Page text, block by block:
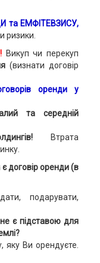
ЕМФІТЕВЗИСУ,
ризики.
Викуп чи перекуп
(визнати договір
оренди у
та середній
Втрата
є договір оренди (в
подарувати,
є підставою для
яку Ви орендуєте.